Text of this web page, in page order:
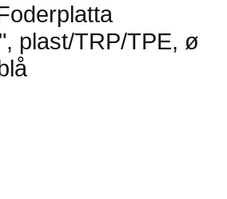
plast/TRP/TPE, ø